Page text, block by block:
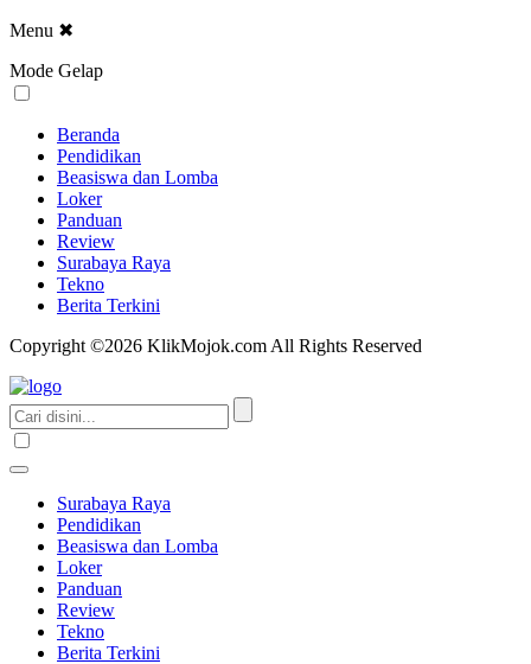
Menu ✖
Mode Gelap
Beranda
Pendidikan
Beasiswa dan Lomba
Loker
Panduan
Review
Surabaya Raya
Tekno
Berita Terkini
Copyright ©2026 KlikMojok.com All Rights Reserved
Surabaya Raya
Pendidikan
Beasiswa dan Lomba
Loker
Panduan
Review
Tekno
Berita Terkini